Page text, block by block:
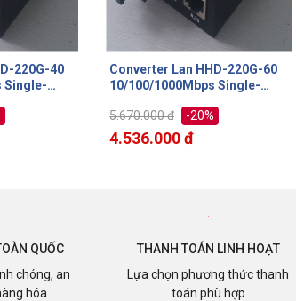
220G-60
Single-
và
Converter Lan HHD-220G-80
10/100/1000Mbps Single-
sử dụng cho Internet và
Camera IP
6.376.000 đ -20%
5.101.000 đ
QUỐC
chóng, an
hóa
THANH TOÁN LINH HOẠT
Lựa chọn phương thức thanh
toán phù hợp